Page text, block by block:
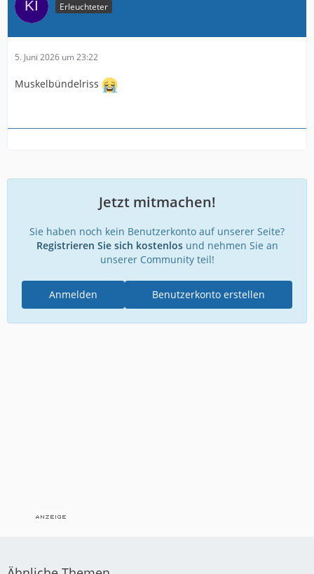
Erleuchteter
5. Juni 2026 um 23:22
Muskelbündelriss
Jetzt mitmachen!
Sie haben noch kein Benutzerkonto auf unserer Seite?
Registrieren Sie sich kostenlosund nehmen Sie an
unserer Community teil!
Benutzerkonto erstellen
Anmelden